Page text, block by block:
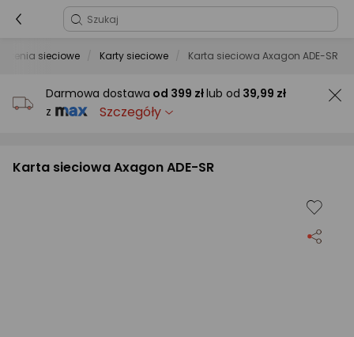
sieciowe Karty sieciowe Karta sieciowa Axagon ADE-SR
Darmowa dostawa od 399 złlub od 39,99 zł
z
Szczegóły
Karta sieciowa Axagon ADE-SR